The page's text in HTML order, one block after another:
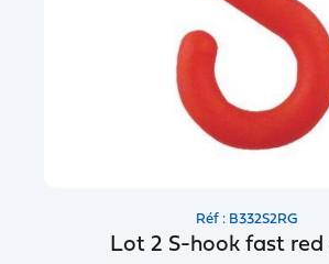
Réf : B332S2RG
Lot 2 S-hook fast red